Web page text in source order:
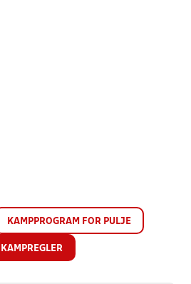
KAMPPROGRAM FOR PULJE
KAMPREGLER